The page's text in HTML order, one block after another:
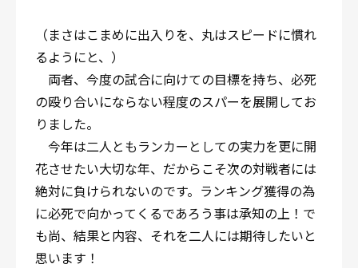
（まさはこまめに出入りを、丸はスピードに慣れ
るようにと、）
両者、今度の試合に向けての目標を持ち、必死
の殴り合いにならない程度のスパーを展開してお
りました。
今年は二人ともランカーとしての実力を更に開
花させたい大切な年、だからこそ次の対戦者には
絶対に負けられないのです。ランキング獲得の為
に必死で向かってくるであろう事は承知の上！で
も尚、結果と内容、それを二人には期待したいと
思います！